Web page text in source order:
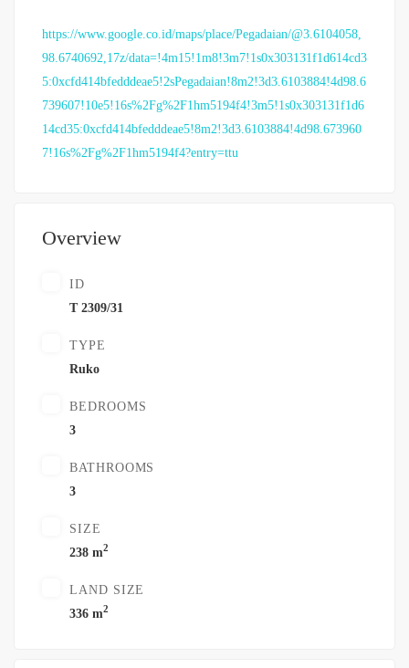
https://www.google.co.id/maps/place/Pegadaian/@3.6104058,
98.6740692,17z/data=!4m15!1m8!3m7!1s0x303131f1d614cd3
5:0xcfd414bfedddeae5!2sPegadaian!8m2!3d3.6103884!4d98.6
739607!10e5!16s%2Fg%2F1hm5194f4!3m5!1s0x303131f1d6
14cd35:0xcfd414bfedddeae5!8m2!3d3.6103884!4d98.673960
7!16s%2Fg%2F1hm5194f4?entry=ttu
Overview
ID
T 2309/31
TYPE
Ruko
BEDROOMS
3
BATHROOMS
3
SIZE
238 m2
LAND SIZE
336 m2